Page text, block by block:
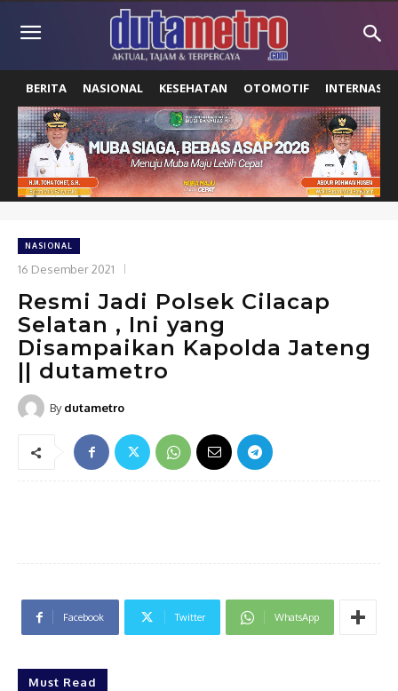
BERITA NASIONAL KESEHATAN OTOMOTIF
NASIONAL
16 Desember 2021
Resmi Jadi Polsek Cilacap
Selatan , Ini yang
Disampaikan Kapolda Jateng
|| dutametro
By dutametro
Facebook Twitter WhatsApp
Must Read